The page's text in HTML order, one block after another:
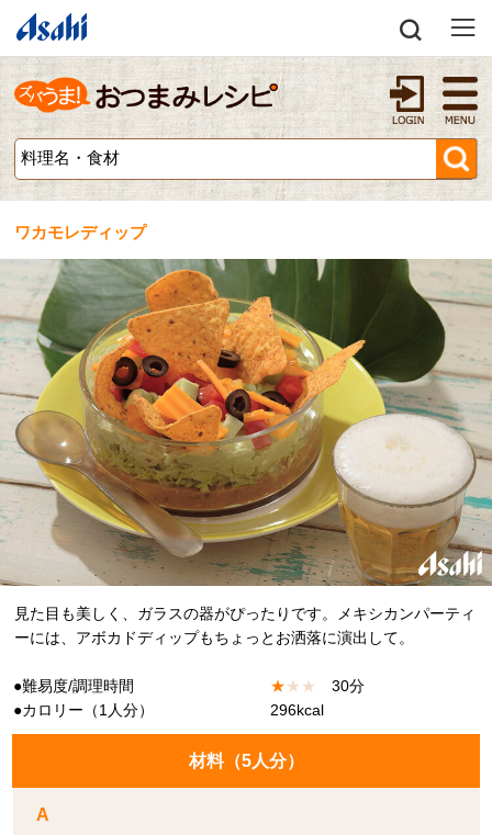
ワカモレディップ
見た目も美しく、ガラスの器がぴったりです。メキシカンパーティ
ーには、アボカドディップもちょっとお洒落に演出して。
●難易度/調理時間 ★★ ★
30分
●カロリー（1人分）
296kcal
材料（5人分）
A